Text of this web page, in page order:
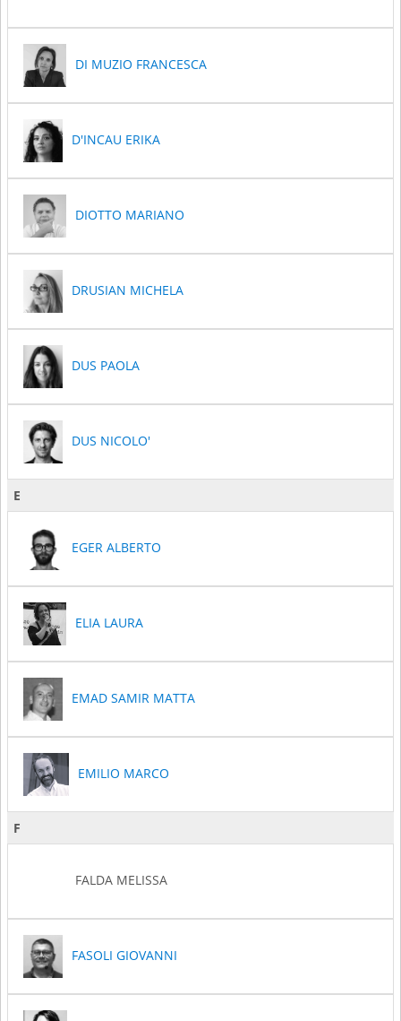
DI MUZIO FRANCESCA
D'INCAU ERIKA
DIOTTO MARIANO
DRUSIAN MICHELA
DUS PAOLA
DUS NICOLO'
E
EGER ALBERTO
ELIA LAURA
EMAD SAMIR MATTA
EMILIO MARCO
F
FALDA MELISSA
FASOLI GIOVANNI